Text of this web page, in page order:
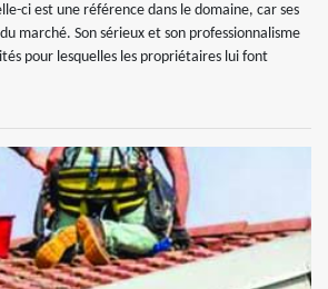
ci est une référence dans le domaine, car ses
marché. Son sérieux et son professionnalisme
pour lesquelles les propriétaires lui font